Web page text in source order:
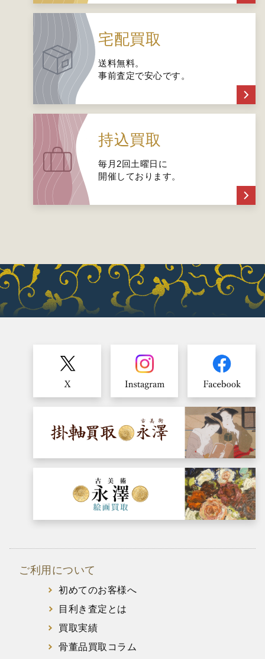
宅配買取
送料無料。
事前査定で安心です。
持込買取
毎月2回土曜日に
開催しております。
ご利用について
初めてのお客様へ
目利き査定とは
買取実績
骨董品買取コラム